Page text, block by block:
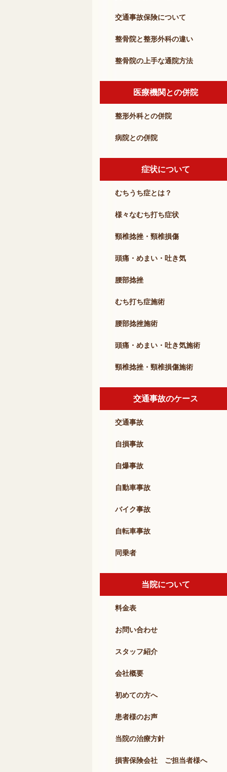
交通事故保険について
整骨院と整形外科の違い
整骨院の上手な通院方法
医療機関との併院
整形外科との併院
病院との併院
症状について
むちうち症とは？
様々なむち打ち症状
頸椎捻挫・頸椎損傷
頭痛・めまい・吐き気
腰部捻挫
むち打ち症施術
腰部捻挫施術
頭痛・めまい・吐き気施術
頸椎捻挫・頸椎損傷施術
交通事故のケース
交通事故
自損事故
自爆事故
自動車事故
バイク事故
自転車事故
同乗者
当院について
料金表
お問い合わせ
スタッフ紹介
会社概要
初めての方へ
患者様のお声
当院の治療方針
損害保険会社 ご担当者様へ